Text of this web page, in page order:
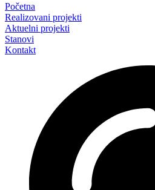
Početna
Realizovani projekti
Aktuelni projekti
Stanovi
Kontakt